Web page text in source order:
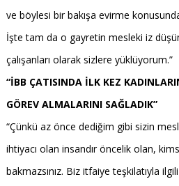
ve böylesi bir bakışa evirme
İşte tam da o gayretin mesleki iz
çalışanları olarak sizlere yüklüyorum.”
“İBB ÇATISINDA İLK KEZ
GÖREV ALMALARINI SAĞLADIK”
“Çünkü az önce dediğim gibi sizin
ihtiyacı olan insandır öncelik olan,
bakmazsınız. Biz itfaiye teşkilatıyla